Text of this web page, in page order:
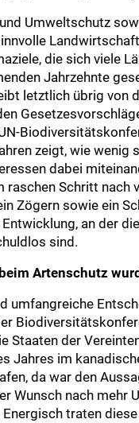
Umweltschutz
die sich viele
Jahrzehnte
letztlich übrig von
zeigt, wie wenig
dabei
raschen Schritt nach
Zögern sowie ein
an der
sind.
Artenschutz
umfangreiche
Staaten der
Jahres im
da war den
Wunsch nach mehr
Energisch traten